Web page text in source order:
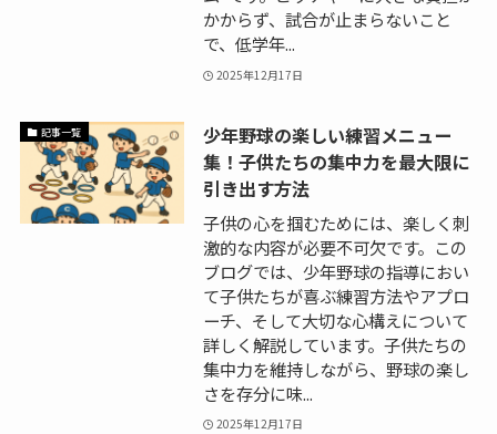
かからず、試合が止まらないこと
で、低学年...
2025年12月17日
記事一覧
少年野球の楽しい練習メニュー
集！子供たちの集中力を最大限に
引き出す方法
子供の心を掴むためには、楽しく刺
激的な内容が必要不可欠です。この
ブログでは、少年野球の指導におい
て子供たちが喜ぶ練習方法やアプロ
ーチ、そして大切な心構えについて
詳しく解説しています。子供たちの
集中力を維持しながら、野球の楽し
さを存分に味...
2025年12月17日